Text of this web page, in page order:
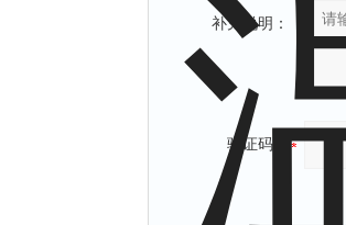
补充说明：
验证码：